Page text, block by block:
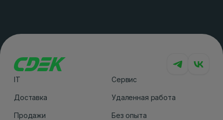
IT
Доставка
Продажи
Сервис
Удаленная работа
Без опыта